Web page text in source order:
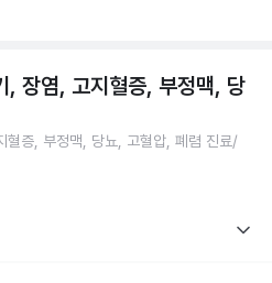
, 장염, 고지혈증, 부정맥, 당
혈증, 부정맥, 당뇨, 고혈압, 폐렴 진료/